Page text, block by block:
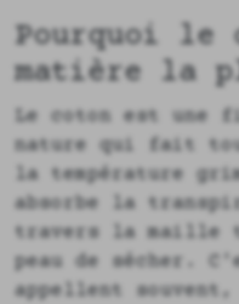
Pourquoi le
matière la
Le coton est une
nature qui fait
la température
absorbe la
travers la maille
peau de sécher.
appellent